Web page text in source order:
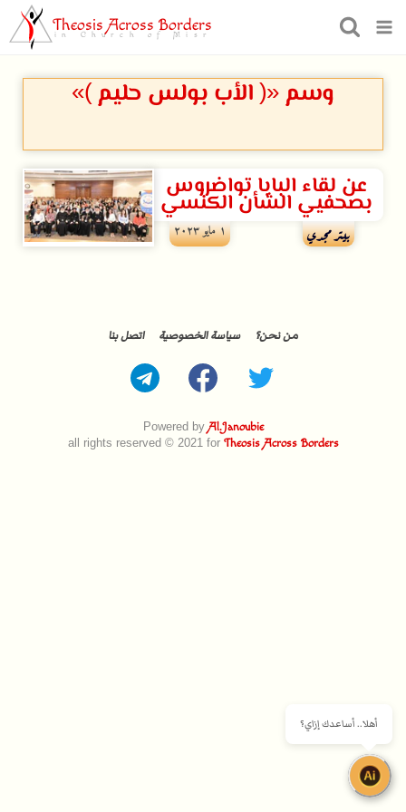
Theosis Across Borders
in Church of Misr
وسم «( الأب بولس حليم )»
عن لقاء البابا تواضروس
بصحفيي الشأن الكنسي
بيتر مجدي ۱ مايو ۲۰۲۳
Powered by Al.Janoubie
all rights reserved © 2021 for Theosis Across Borders
من نحن؟ سياسة الخصوصية اتصل بنا
أهلا.. أساعدك إزاي؟